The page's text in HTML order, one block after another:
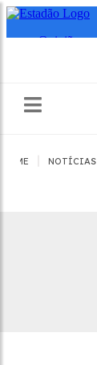
HOME NOTÍCIAS